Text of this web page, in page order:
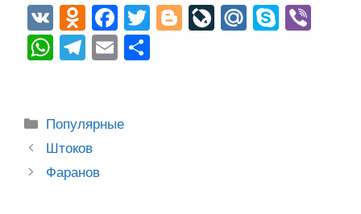
V
K
O
d
n
kl
a
ss
F
a
c
b
T
Bl
Li
M
S
W
s
A
p
T
gr
a
m
E
Рубрики
Популярные
Post
navigation
Штоков
Фаранов